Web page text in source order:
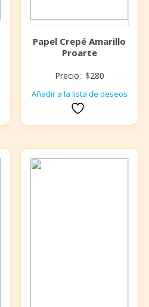
Papel Crepé Amarillo
Proarte
Precio: $280
Añadir a la lista de deseos